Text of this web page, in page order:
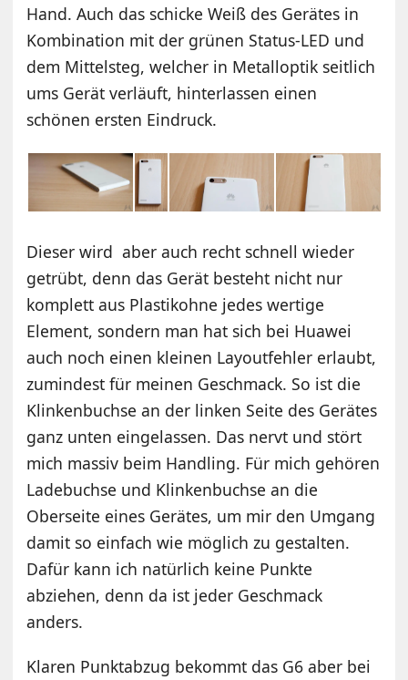
Hand. Auch das schicke Weiß des Gerätes in
Kombination mit der grünen Status-LED und
dem Mittelsteg, welcher in Metalloptik seitlich
ums Gerät verläuft, hinterlassen einen
schönen ersten Eindruck.
Dieser wird aber auch recht schnell wieder
getrübt, denn das Gerät besteht nicht nur
komplett aus Plastikohne jedes wertige
Element, sondern man hat sich bei Huawei
auch noch einen kleinen Layoutfehler erlaubt,
zumindest für meinen Geschmack. So ist die
Klinkenbuchse an der linken Seite des Gerätes
ganz unten eingelassen. Das nervt und stört
mich massiv beim Handling. Für mich gehören
Ladebuchse und Klinkenbuchse an die
Oberseite eines Gerätes, um mir den Umgang
damit so einfach wie möglich zu gestalten.
Dafür kann ich natürlich keine Punkte
abziehen, denn da ist jeder Geschmack
anders.
Klaren Punktabzug bekommt das G6 aber bei